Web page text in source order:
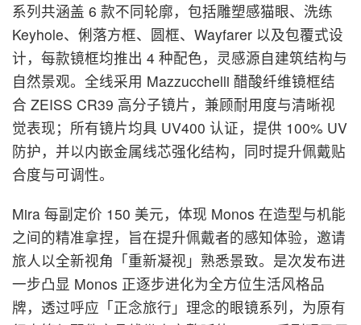
系列共涵盖 6 款不同轮廓，包括雕塑感猫眼、洗练
Keyhole、俐落方框、圆框、Wayfarer 以及包覆式设
计，每款镜框均推出 4 种配色，灵感源自建筑结构与
自然景观。全线采用 Mazzucchelli 醋酸纤维镜框结
合 ZEISS CR39 高分子镜片，兼顾耐用度与清晰视
觉表现；所有镜片均具 UV400 认证，提供 100% UV
防护，并以内嵌金属线芯强化结构，同时提升佩戴贴
合度与可调性。
Mira 每副定价 150 美元，体现 Monos 在造型与机能
之间的精准拿捏，旨在提升佩戴者的感知体验，邀请
旅人以全新视角「重新凝视」熟悉景致。是次发布进
一步凸显 Monos 正逐步进化为全方位生活风格品
牌，透过呼应「正念旅行」理念的眼镜系列，为原有